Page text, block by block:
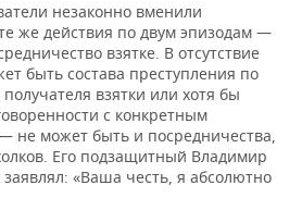
незаконно вменили
же действия по двум эпизодам —
взятке. В отсутствие
быть состава преступления по
взятки или хотя бы
с конкретным
не может быть и посредничества,
Его подзащитный Владимир
«Ваша честь, я абсолютно